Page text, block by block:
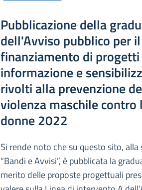
Pubblicazione della
dell'Avviso pubblico per il
finanziamento di
informazione e
rivolti alla prevenzione
violenza maschile contro
donne 2022
Si rende noto che su questo sito, alla
“Bandi e Avvisi”, è pubblicata la
merito delle proposte progettuali